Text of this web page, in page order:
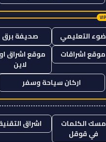
ضوء التعليمي
صحيفة برق
موقع اشراقات
موقع اشراق
لاين
اركان سياحة وسفر
مسك الكلمات
في قوقل
اشراق